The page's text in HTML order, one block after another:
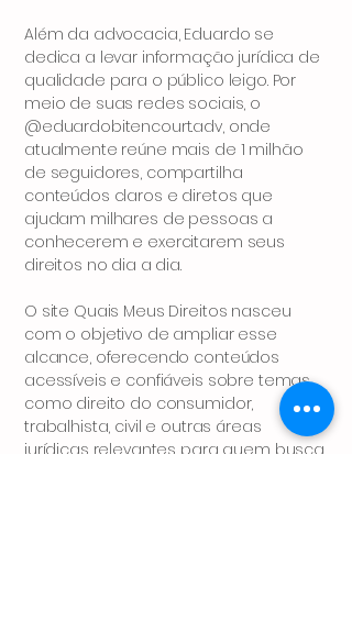
Além da advocacia, Eduardo se
dedica a levar informação jurídica de
qualidade para o público leigo. Por
meio de suas redes sociais, o
@eduardobitencourt.adv, onde
atualmente reúne mais de 1 milhão
de seguidores, compartilha
conteúdos claros e diretos que
ajudam milhares de pessoas a
conhecerem e exercitarem seus
direitos no dia a dia.
O site Quais Meus Direitos nasceu
com o objetivo de ampliar esse
alcance, oferecendo conteúdos
acessíveis e confiáveis sobre temas
como direito do consumidor,
trabalhista, civil e outras áreas
jurídicas relevantes para quem busca